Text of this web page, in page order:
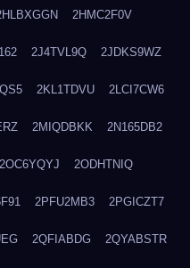
2HMC2F0V
2J4TVL9Q 2JDKS9WZ
2KL1TDVU 2LCI7CW6
2MIQDBKK 2N165DB2
2OC6YQYJ 2ODHTNIQ
2PFU2MB3 2PGICZT7
2QFIABDG 2QYABSTR